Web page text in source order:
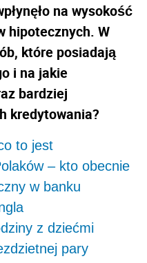
na wysokość
hipotecznych. W
które posiadają
i na jakie
bardziej
kredytowania?
to jest
– kto obecnie
w banku
z dziećmi
pary